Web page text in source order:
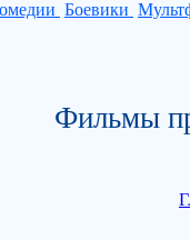
Боевики
Фильмы